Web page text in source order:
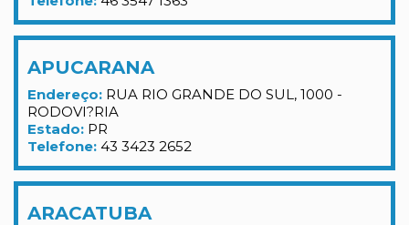
APUCARANA
Endereço: RUA RIO GRANDE DO SUL, 1000 -
RODOVI?RIA
Estado: PR
Telefone: 43 3423 2652
ARACATUBA